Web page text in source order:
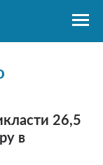
26,5
в